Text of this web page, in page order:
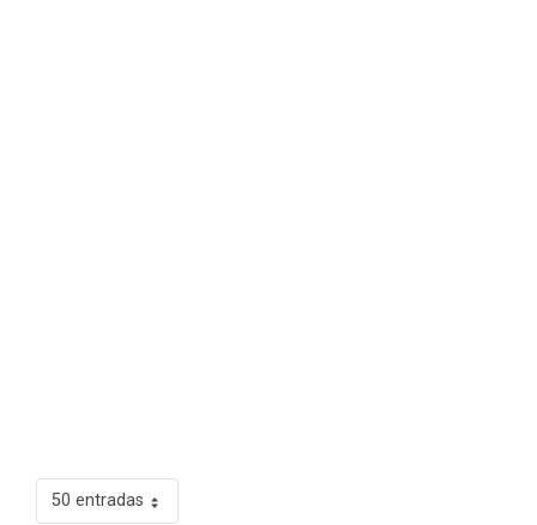
50 entradas